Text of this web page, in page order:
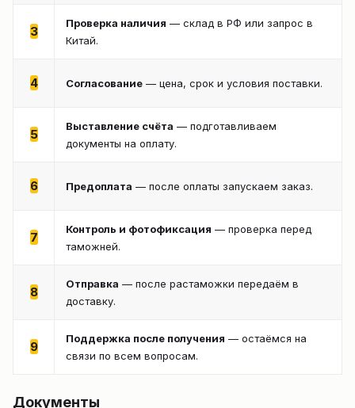
3
Проверка наличия — склад в РФ или запрос в
Китай.
4 Согласование — цена, срок и условия поставки.
5
Выставление счёта — подготавливаем
документы на оплату.
6 Предоплата — после оплаты запускаем заказ.
7
Контроль и фотофиксация — проверка перед
таможней.
8
Отправка — после растаможки передаём в
доставку.
9
Поддержка после получения — остаёмся на
связи по всем вопросам.
Документы